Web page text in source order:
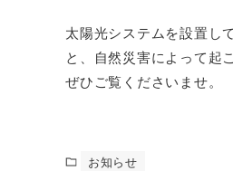
太陽光システムを設置し
と、自然災害によって起
ぜひご覧くださいませ。
お知らせ